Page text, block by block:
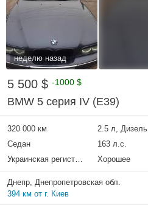
неделю назад
5 500 $ -1000 $
BMW 5 серия IV (E39)
320 000 км 2.5 л, Дизель
Седан
163 л.с.
Украинская регистрация
Хорошее
Днепр, Днепропетровская обл.
394 км от г. Киев